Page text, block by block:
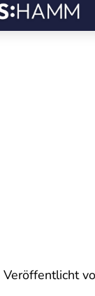
Veröffentlicht